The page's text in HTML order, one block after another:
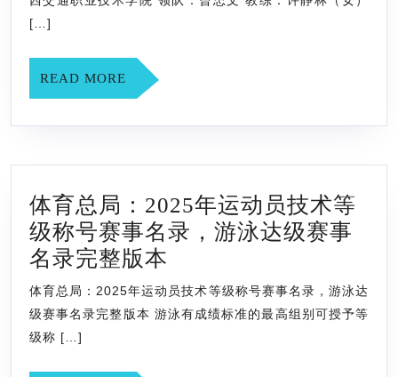
生
锦
标
(南
方
[…]
READ MORE READ
MORE
体育总局：2025年运动员技术等
级称号赛事名录，游泳达级赛事
名录完整版本
育
总
体育总局：2025年运动员技术等级称号赛事名录，游泳达
级赛事名录完整版本 游泳有成绩标准的最高组别可授予等
级称 […]